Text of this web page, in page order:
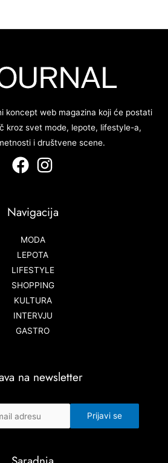
koncept web magazina koji će postati
kroz svet mode, lepote, lifestyle-a,
i društvene scene.
Navigacija
MODA
LEPOTA
LIFESTYLE
SHOPPING
KULTURA
INTERVJU
GASTRO
na newsletter